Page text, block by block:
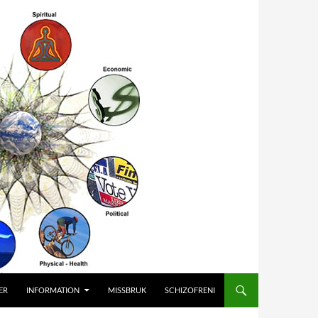
INFORMATION MISSBRUK SCHIZOFRENI